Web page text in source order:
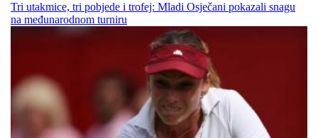
Tri utakmice, tri pobjede i trofej: Mladi Osječani pokazali snagu
na međunarodnom turniru